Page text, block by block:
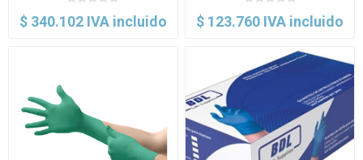
$ 340.102 IVA incluido $ 123.760 IVA incluido